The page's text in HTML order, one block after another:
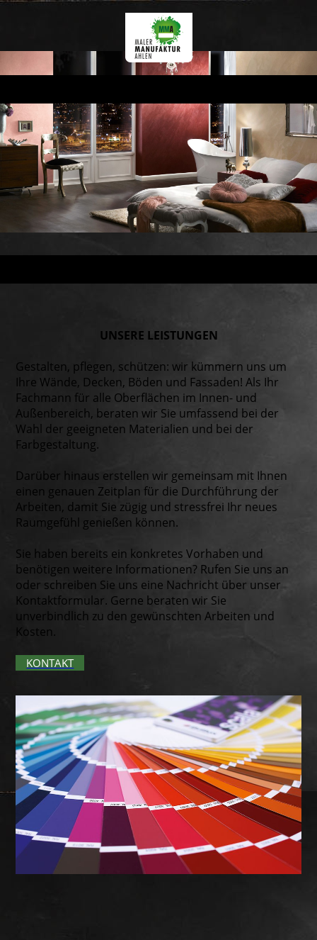
UNSERE LEIS­TUNGEN
Gestalten, pflegen, schützen: wir kümmern uns um
Ihre Wände, Decken, Böden und Fassaden! Als Ihr
Fachmann für alle Oberflächen im Innen- und
Außenbereich, beraten wir Sie umfassend bei der
Wahl der geeigneten Materialien und bei der
Farbgestaltung.
Darüber hinaus erstellen wir gemeinsam mit Ihnen
einen genauen Zeitplan für die Durchführung der
Arbeiten, damit Sie zügig und stressfrei Ihr neues
Raumgefühl genießen können.
Sie haben bereits ein konkretes Vorhaben und
benötigen weitere Informationen? Rufen Sie uns an
oder schreiben Sie uns eine Nachricht über unser
Kontaktformular. Gerne beraten wir Sie
unverbindlich zu den gewünschten Arbeiten und
Kosten.
KONTAKT